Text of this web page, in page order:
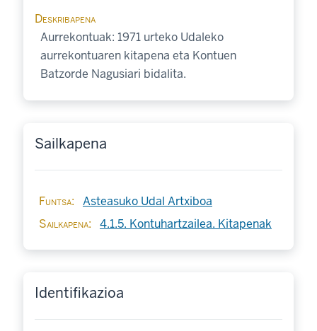
Deskribapena
Aurrekontuak: 1971 urteko Udaleko
aurrekontuaren kitapena eta Kontuen
Batzorde Nagusiari bidalita.
Sailkapena
Funtsa
Asteasuko Udal Artxiboa
Sailkapena
4.1.5. Kontuhartzailea. Kitapenak
Identifikazioa